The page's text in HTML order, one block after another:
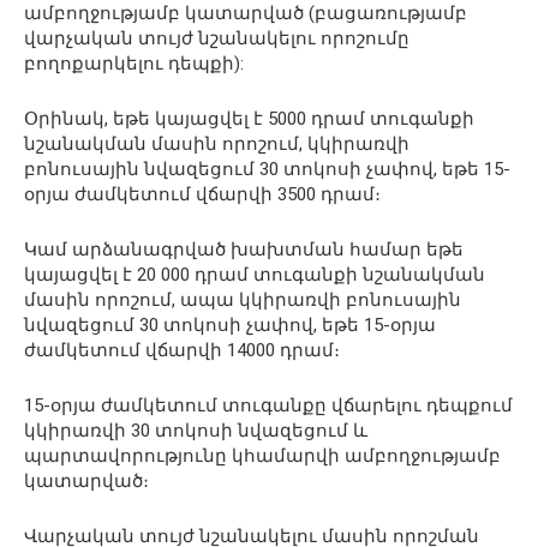
ամբողջությամբ կատարված (բացառությամբ
վարչական տույժ նշանակելու որոշումը
բողոքարկելու դեպքի):
Օրինակ, եթե կայացվել է 5000 դրամ տուգանքի
նշանակման մասին որոշում, կկիրառվի
բոնուսային նվազեցում 30 տոկոսի չափով, եթե 15-
օրյա ժամկետում վճարվի 3500 դրամ։
Կամ արձանագրված խախտման համար եթե
կայացվել է 20 000 դրամ տուգանքի նշանակման
մասին որոշում, ապա կկիրառվի բոնուսային
նվազեցում 30 տոկոսի չափով, եթե 15-օրյա
ժամկետում վճարվի 14000 դրամ։
15-օրյա ժամկետում տուգանքը վճարելու դեպքում
կկիրառվի 30 տոկոսի նվազեցում և
պարտավորությունը կհամարվի ամբողջությամբ
կատարված։
Վարչական տույժ նշանակելու մասին որոշման